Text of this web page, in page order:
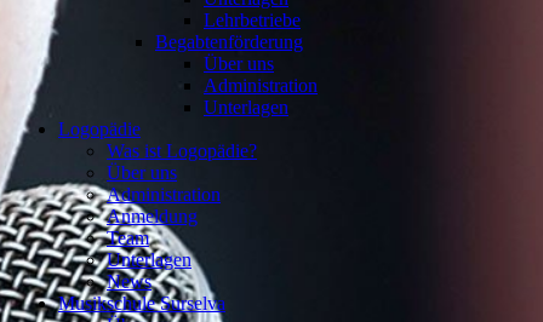
Lehrbetriebe
Begabtenförderung
Über uns
Administration
Unterlagen
Logopädie
Was ist Logopädie?
Über uns
Administration
Anmeldung
Team
Unterlagen
News
Musikschule Surselva